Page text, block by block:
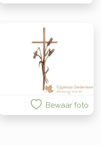
Bewaar foto